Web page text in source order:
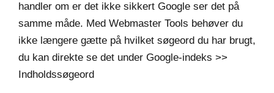
handler om er det ikke sikkert Google ser det på
samme måde. Med Webmaster Tools behøver du
ikke længere gætte på hvilket søgeord du har brugt,
du kan direkte se det under Google-indeks >>
Indholdssøgeord